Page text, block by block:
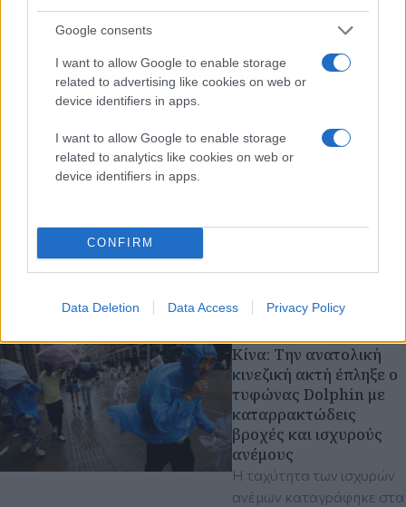
Google consents
I want to allow Google to enable storage
related to advertising like cookies on web or
device identifiers in apps.
I want to allow Google to enable storage
related to analytics like cookies on web or
device identifiers in apps.
CONFIRM
Data Deletion Data Access Privacy Policy
πριν 27 λεπτά
Ουκρανία - Ζελένσκι:
50.000 Βορειοκορεάτες
στρατιώτες θα
αναπτυχθούν στη
τρόπο με τον οποίο
πληροφορία
Κίνα: Την ανατολική
κινεζική ακτή έπληξε ο
τυφώνας Dolphin με
καταρρακτώδεις
βροχές και ισχυρούς
ανέμους
Η ταχύτητα των ισχυρών
ανέμων καταγράφηκε στα